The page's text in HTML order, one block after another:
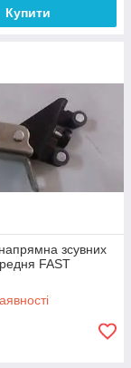
Купити
зсувних
FAST